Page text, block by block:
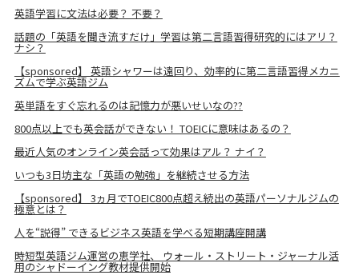
英語学習に文法は必要？ 不要？
話題の「英語を聞き流すだけ」学習は第二言語習得研究的にはアリ？
ナシ？
【sponsored】 英語シャワーは遠回り、効率的に第二言語習得メカニ
ズムで学ぶ英語ジム
英単語をすぐ忘れるのは記憶力が悪いせいなの??
800点以上でも英会話ができない！ TOEICに意味はあるの？
最近人気のオンライン英会話って効果はアル？ ナイ？
いつも3日坊主な「英語の勉強」を継続させる方法
【sponsored】 3ヵ月でTOEIC800点超え続出の英語パーソナルジムの
極意とは？
人を“説得” できるビジネス英語を学べる短期講座開講
時短型英語ジム運営の恵学社、 ウォール・ストリート・ジャーナル活
用のシャドーイング教材提供開始